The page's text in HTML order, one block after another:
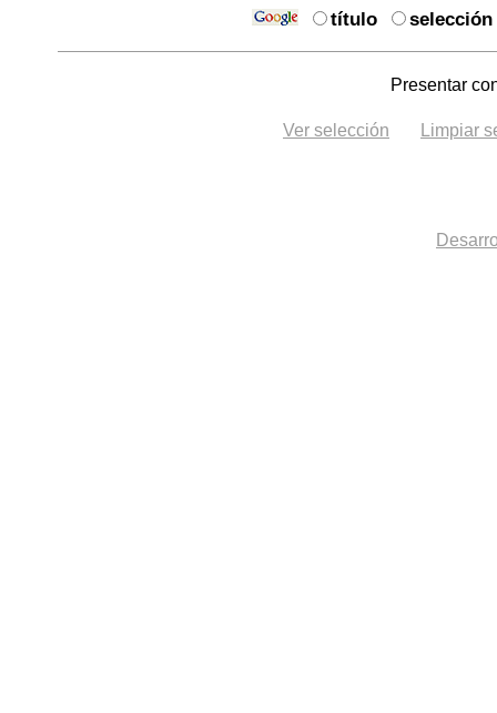
título selección
Presentar
Ver selección Limpiar